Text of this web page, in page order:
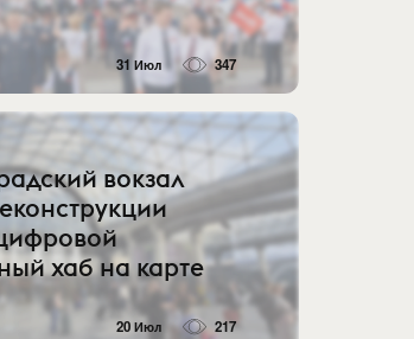
31 Июл 347
вокзал
хаб на карте
20 Июл 217